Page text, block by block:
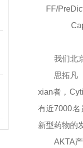
FF/
我们北
思拓凡
xian者，
有近7000名
新型药物的
AKTA